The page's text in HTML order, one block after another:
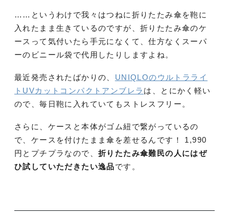
……というわけで我々はつねに折りたたみ傘を鞄に
入れたまま生きているのですが、折りたたみ傘のケ
ースって気付いたら手元になくて、仕方なくスーパ
ーのビニール袋で代用したりしますよね。
最近発売されたばかりの、 UNIQLOのウルトラライ
トUVカットコンパクトアンブレラ は、とにかく軽い
ので、毎日鞄に入れていてもストレスフリー。
さらに、ケースと本体がゴム紐で繋がっているの
で、ケースを付けたまま傘を差せるんです！ 1,990
円とプチプラなので、 折りたたみ傘難民の人にはぜ
ひ試していただきたい逸品です。